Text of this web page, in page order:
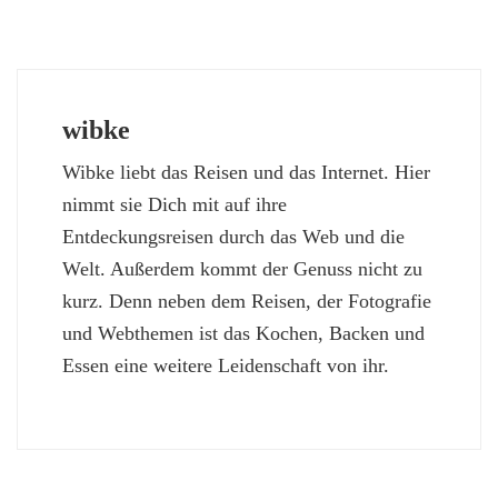
wibke
Wibke liebt das Reisen und das Internet. Hier
nimmt sie Dich mit auf ihre
Entdeckungsreisen durch das Web und die
Welt. Außerdem kommt der Genuss nicht zu
kurz. Denn neben dem Reisen, der Fotografie
und Webthemen ist das Kochen, Backen und
Essen eine weitere Leidenschaft von ihr.